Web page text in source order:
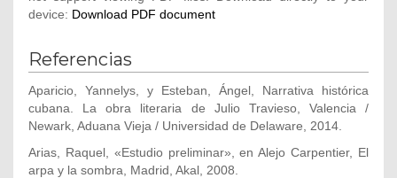
device: Download PDF document
Referencias
Aparicio, Yannelys, y Esteban, Ángel, Narrativa histórica
cubana. La obra literaria de Julio Travieso, Valencia /
Newark, Aduana Vieja / Universidad de Delaware, 2014.
Arias, Raquel, «Estudio preliminar», en Alejo Carpentier, El
arpa y la sombra, Madrid, Akal, 2008.